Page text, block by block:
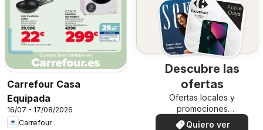
Carrefour Casa
Equipada
16/07 - 17/08/2026
Carrefour
Descubre las
ofertas
Ofertas locales y
promociones
especiales.
Quiero ver